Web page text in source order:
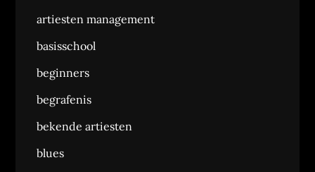
artiesten management
basisschool
beginners
begrafenis
bekende artiesten
blues